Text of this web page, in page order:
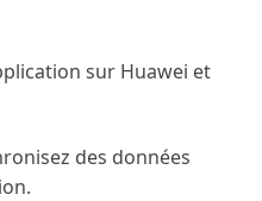
sur Huawei et
des données